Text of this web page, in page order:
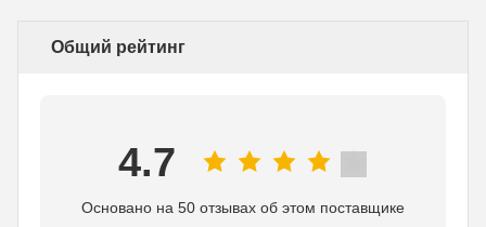
Общий рейтинг
4.7
Основано на 50 отзывах об этом поставщике